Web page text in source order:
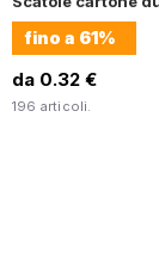
fino a 61%
da 0.32 €
196 articoli.